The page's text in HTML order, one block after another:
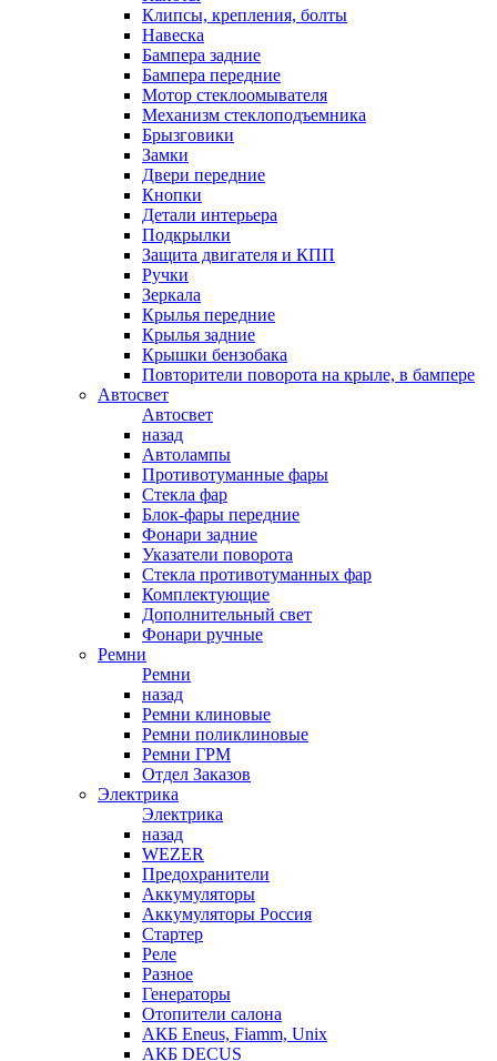
Клипсы, крепления, болты
Навеска
Бампера задние
Бампера передние
Мотор стеклоомывателя
Механизм стеклоподъемника
Брызговики
Замки
Двери передние
Кнопки
Детали интерьера
Подкрылки
Защита двигателя и КПП
Ручки
Зеркала
Крылья передние
Крылья задние
Крышки бензобака
Повторители поворота на крыле, в бампере
Автосвет
Автосвет
назад
Автолампы
Противотуманные фары
Стекла фар
Блок-фары передние
Фонари задние
Указатели поворота
Стекла противотуманных фар
Комплектующие
Дополнительный свет
Фонари ручные
Ремни
Ремни
назад
Ремни клиновые
Ремни поликлиновые
Ремни ГРМ
Отдел Заказов
Электрика
Электрика
назад
WEZER
Предохранители
Аккумуляторы
Аккумуляторы Россия
Стартер
Реле
Разное
Генераторы
Отопители салона
АКБ Eneus, Fiamm, Unix
АКБ DECUS